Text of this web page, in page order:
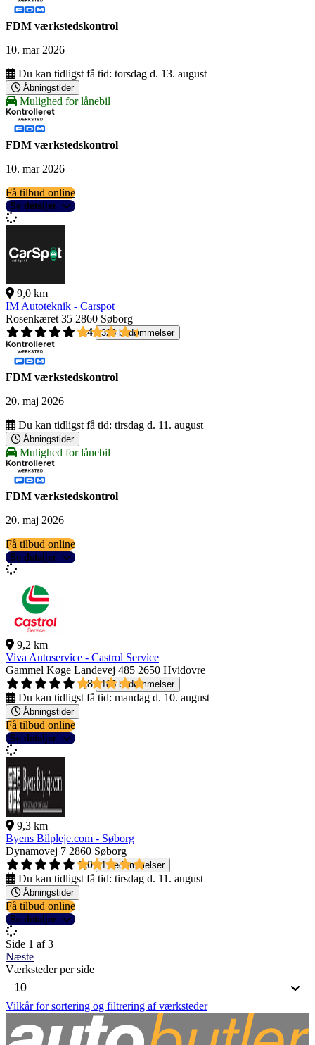
FDM værkstedskontrol
10. mar 2026
Du kan tidligst få tid: torsdag d. 13. august
Åbningstider
Mulighed for lånebil
FDM værkstedskontrol
10. mar 2026
Få tilbud online
Se detaljer
9,0 km
IM Autoteknik - Carspot
Rosenkæret 35 2860 Søborg
4,4
326 bedømmelser
FDM værkstedskontrol
20. maj 2026
Du kan tidligst få tid: tirsdag d. 11. august
Åbningstider
Mulighed for lånebil
FDM værkstedskontrol
20. maj 2026
Få tilbud online
Se detaljer
9,2 km
Viva Autoservice - Castrol Service
Gammel Køge Landevej 485 2650 Hvidovre
4,8
185 bedømmelser
Du kan tidligst få tid: mandag d. 10. august
Åbningstider
Få tilbud online
Se detaljer
9,3 km
Byens Bilpleje.com - Søborg
Dynamovej 7 2860 Søborg
5,0
1 bedømmelser
Du kan tidligst få tid: tirsdag d. 11. august
Åbningstider
Få tilbud online
Se detaljer
Side 1 af 3
Næste
Værksteder per side
Vilkår for sortering og filtrering af værksteder